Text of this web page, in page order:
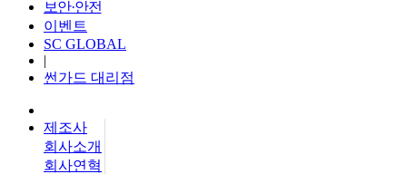
보안·안전
이벤트
SC GLOBAL
|
썬가드 대리점
제조사
회사소개
회사연혁